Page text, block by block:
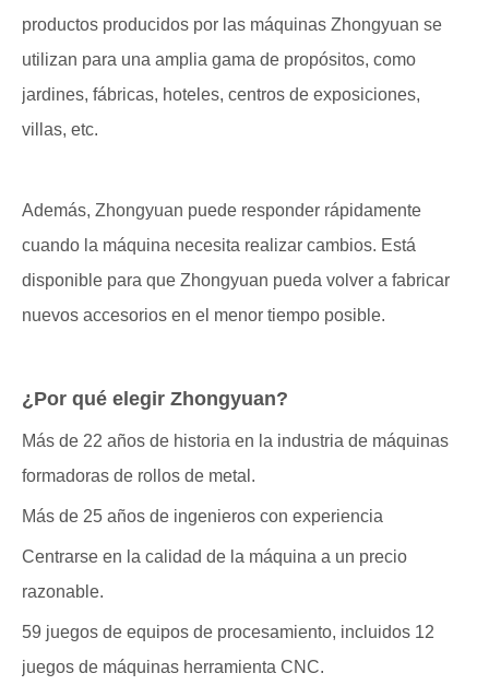
productos producidos por las máquinas Zhongyuan se
utilizan para una amplia gama de propósitos, como
jardines, fábricas, hoteles, centros de exposiciones,
villas, etc.
Además, Zhongyuan puede responder rápidamente
cuando la máquina necesita realizar cambios. Está
disponible para que Zhongyuan pueda volver a fabricar
nuevos accesorios en el menor tiempo posible.
¿Por qué elegir Zhongyuan?
Más de 22 años de historia en la industria de máquinas
formadoras de rollos de metal.
Más de 25 años de ingenieros con experiencia
Centrarse en la calidad de la máquina a un precio
razonable.
59 juegos de equipos de procesamiento, incluidos 12
juegos de máquinas herramienta CNC.